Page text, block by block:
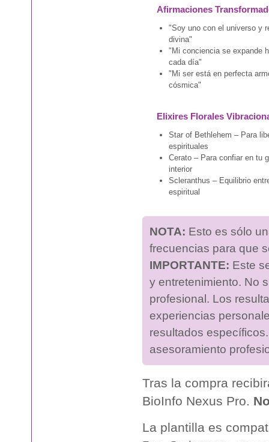
Afirmaciones
"Soy uno con el universo y
divina"
"Mi conciencia se expande
cada día"
"Mi ser está en perfecta
cósmica"
Elixires Florales
Star of Bethlehem – Para
espirituales
Cerato – Para confiar en tu
interior
Scleranthus – Equilibrio
espiritual
NOTA: Esto es sólo
frecuencias para que
IMPORTANTE: Este
y entretenimiento. No
profesional. Los
experiencias
resultados
asesoramiento
Tras la compra
BioInfo Nexus Pro.
La plantilla es